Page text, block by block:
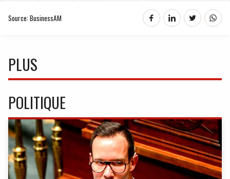
Source: BusinessAM
PLUS
POLITIQUE